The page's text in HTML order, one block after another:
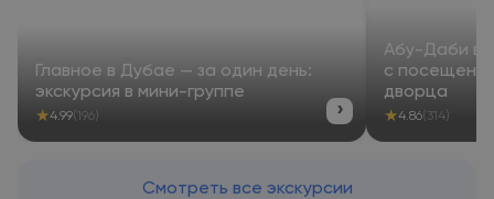
Главное в Дубае — за один день:
экскурсия в мини-группе
★4.99 (196) ›
Абу-Даби в
с
дворца
★4.86(314)
Смотреть все экскурсии